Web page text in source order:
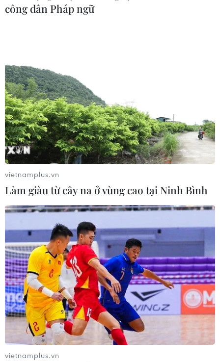
che miệng và mũi khi ho và hắt hơi; không
làm sạch và khử trùng các vật/bề mặt hay được
chạm vào./.
#Bộ Y tế #Ca mắc mới
#bệnh COVID-19
#Ca lây nhiễm trong cộng đồng
#giáo sư Nguyễn Thanh Long
công dân Pháp ngữ
vietnamplus.vn
Làm giàu từ cây na ở vùng cao tại Ninh Bình
vietnamplus.vn